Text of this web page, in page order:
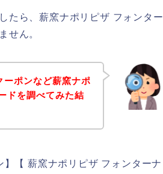
たら、薪窯ナポリピザ フォンター
せん。
ーポンなど薪窯ナポ
ドを調べてみた結
【 薪窯ナポリピザ フォンターナ